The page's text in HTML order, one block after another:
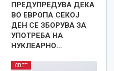
ПРЕДУПРЕДУВА ДЕКА
ВО ЕВРОПА СЕКОЈ
ДЕН СЕ ЗБОРУВА ЗА
УПОТРЕБА НА
НУКЛЕАРНО…
СВЕТ